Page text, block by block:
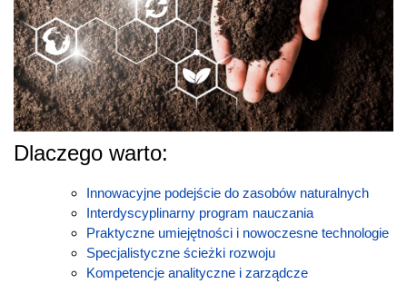
Dlaczego warto:
Innowacyjne podejście do zasobów naturalnych
Interdyscyplinarny program nauczania
Praktyczne umiejętności i nowoczesne technologie
Specjalistyczne ścieżki rozwoju
Kompetencje analityczne i zarządcze